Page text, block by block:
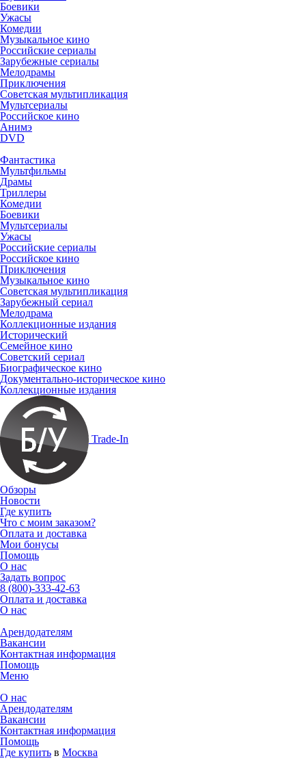
Боевики
Ужасы
Комедии
Музыкальное кино
Российские сериалы
Зарубежные сериалы
Мелодрамы
Приключения
Советская мультипликация
Мультсериалы
Российское кино
Анимэ
DVD
Фантастика
Мультфильмы
Драмы
Триллеры
Комедии
Боевики
Мультсериалы
Ужасы
Российские сериалы
Российское кино
Приключения
Музыкальное кино
Советская мультипликация
Зарубежный сериал
Мелодрама
Коллекционные издания
Исторический
Семейное кино
Советский сериал
Биографическое кино
Документально-историческое кино
Коллекционные издания
Trade-In
Обзоры
Новости
Где купить
Что с моим заказом?
Оплата и доставка
Мои бонусы
Помощь
О нас
Задать вопрос
8 (800)-333-42-63
Оплата и доставка
О нас
Арендодателям
Вакансии
Контактная информация
Помощь
Меню
О нас
Арендодателям
Вакансии
Контактная информация
Помощь
Где купить в Москва